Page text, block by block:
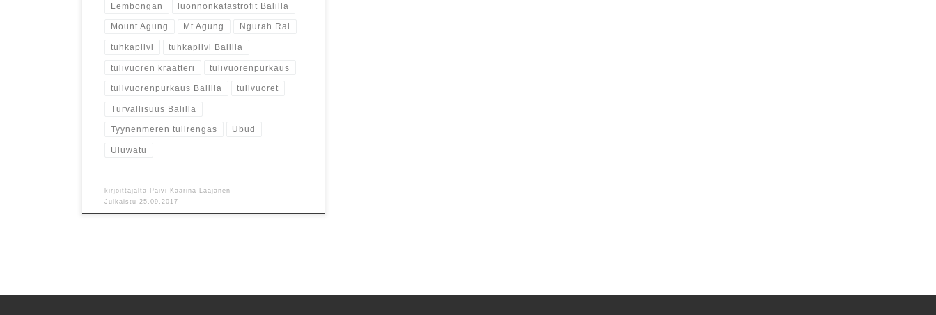
Lembongan luonnonkatastrofit Balilla
Mount Agung Mt Agung Ngurah Rai
tuhkapilvi tuhkapilvi Balilla
tulivuoren kraatteri tulivuorenpurkaus
tulivuorenpurkaus Balilla tulivuoret
Turvallisuus Balilla
Tyynenmeren tulirengas Ubud
Uluwatu
kirjoittajalta Päivi Kaarina Laajanen
Julkaistu25.09.2017